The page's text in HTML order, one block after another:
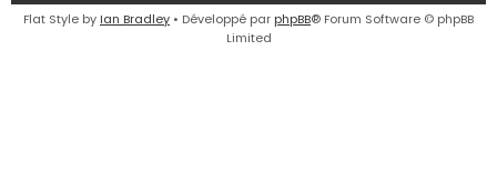
Flat Style by Ian Bradley • Développé par phpBB® Forum Software © phpBB
Limited